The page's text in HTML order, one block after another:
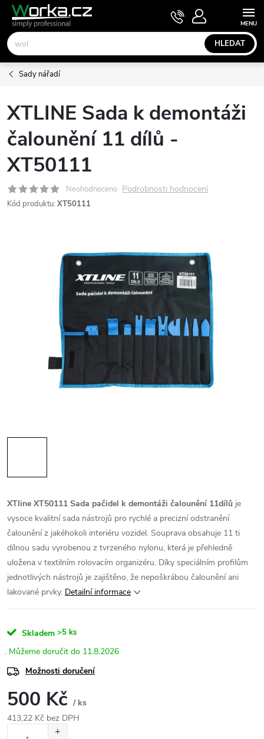
Přejít
obsah
HLEDAT
NÁKUPNÍ
KOŠÍK
Sady nářadí
XTLINE Sada k demontáži
čalounění 11 dílů -
XT50111
Neohodnoceno Podrobnosti hodnocení
Kód produktu: XT50111
XTline XT50111 Sada pačidel k demontáži čalounění 11dílů je
vysoce kvalitní sada nástrojů pro rychlé a precizní odstranění
čalounění z jakéhokoli interiéru vozidel. Souprava obsahuje 11 ti
dílnou sadu vyrobenou z tvrzeného nylonu, která je přehledně
uložena v textilním rolovacím organizéru. Díky speciálním profilům
jednotlivých nástrojů je zajištěno, že nepoškrábou čalounění ani
lakované prvky. Detailní informace
Skladem >5 ks
11.8.2026
Možnosti doručení
500 Kč / ks
413,22 Kč bez DPH